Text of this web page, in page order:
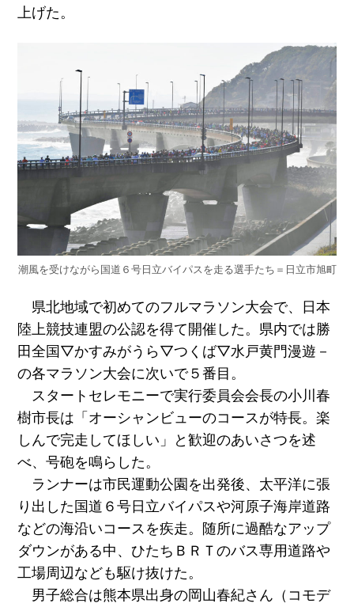
上げた。
潮風を受けながら国道６号日立バイパスを走る選手たち＝日立市旭町
県北地域で初めてのフルマラソン大会で、日本
陸上競技連盟の公認を得て開催した。県内では勝
田全国▽かすみがうら▽つくば▽水戸黄門漫遊－
の各マラソン大会に次いで５番目。
スタートセレモニーで実行委員会会長の小川春
樹市長は「オーシャンビューのコースが特長。楽
しんで完走してほしい」と歓迎のあいさつを述
べ、号砲を鳴らした。
ランナーは市民運動公園を出発後、太平洋に張
り出した国道６号日立バイパスや河原子海岸道路
などの海沿いコースを疾走。随所に過酷なアップ
ダウンがある中、ひたちＢＲＴのバス専用道路や
工場周辺なども駆け抜けた。
男子総合は熊本県出身の岡山春紀さん（コモデ